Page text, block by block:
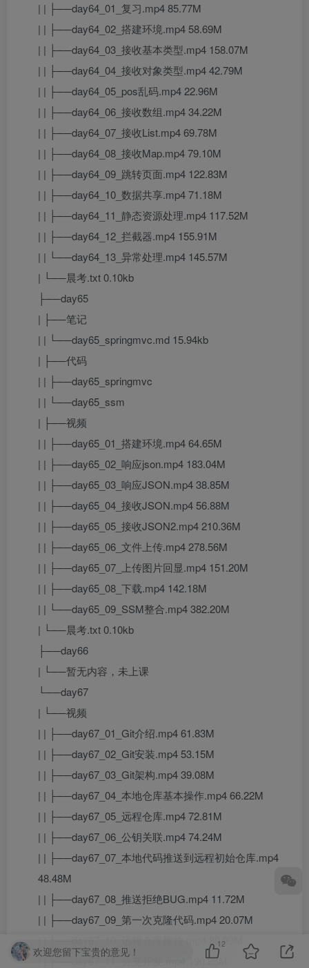
| | ├──day64_01_复习.mp4 85.77M
| | ├──day64_02_搭建环境.mp4 58.69M
| | ├──day64_03_接收基本类型.mp4 158.07M
| | ├──day64_04_接收对象类型.mp4 42.79M
| | ├──day64_05_pos乱码.mp4 22.96M
| | ├──day64_06_接收数组.mp4 34.22M
| | ├──day64_07_接收List.mp4 69.78M
| | ├──day64_08_接收Map.mp4 79.10M
| | ├──day64_09_跳转页面.mp4 122.83M
| | ├──day64_10_数据共享.mp4 71.18M
| | ├──day64_11_静态资源处理.mp4 117.52M
| | ├──day64_12_拦截器.mp4 155.91M
| | └──day64_13_异常处理.mp4 145.57M
| └──晨考.txt 0.10kb
├──day65
| ├──笔记
| | └──day65_springmvc.md 15.94kb
| ├──代码
| | ├──day65_springmvc
| | └──day65_ssm
| ├──视频
| | ├──day65_01_搭建环境.mp4 64.65M
| | ├──day65_02_响应json.mp4 183.04M
| | ├──day65_03_响应JSON.mp4 38.85M
| | ├──day65_04_接收JSON.mp4 56.88M
| | ├──day65_05_接收JSON2.mp4 210.36M
| | ├──day65_06_文件上传.mp4 278.56M
| | ├──day65_07_上传图片回显.mp4 151.20M
| | ├──day65_08_下载.mp4 142.18M
| | └──day65_09_SSM整合.mp4 382.20M
| └──晨考.txt 0.10kb
├──day66
| └──暂无内容，未上课
└──day67
| └──视频
| | ├──day67_01_Git介绍.mp4 61.83M
| | ├──day67_02_Git安装.mp4 53.15M
| | ├──day67_03_Git架构.mp4 39.08M
| | ├──day67_04_本地仓库基本操作.mp4 66.22M
| | ├──day67_05_远程仓库.mp4 72.81M
| | ├──day67_06_公钥关联.mp4 74.24M
| | ├──day67_07_本地代码推送到远程初始仓库.mp4
48.48M
| | ├──day67_08_推送拒绝BUG.mp4 11.72M
| | ├──day67_09_第一次克隆代码.mp4 20.07M
| | ├──day67_10_远程仓库推拉.mp4 89.93M
| | ├──day67_11_分支开发.mp4 190.25M
欢迎您留下宝贵的意见！
12